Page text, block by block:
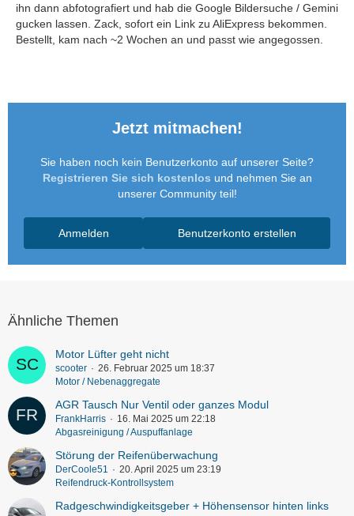
ihn dann abfotografiert und hab die Google Bildersuche / Gemini
gucken lassen. Zack, sofort ein Link zu AliExpress bekommen.
Bestellt, kam nach ~2 Wochen an und passt wie angegossen.
Jetzt mitmachen!
Sie haben noch kein Benutzerkonto auf unserer Seite?
Registrieren Sie sich kostenlos und nehmen Sie an
unserer Community teil!
Benutzerkonto erstellen
Anmelden
Ähnliche Themen
Motor Lüfter geht nicht
scooter
26. Februar 2025 um 18:37
Motor / Nebenaggregate
AGR Tausch Nur Ventil oder ganzes Modul
FrankHarris
16. Mai 2025 um 22:18
Abgasreinigung / Auspuffanlage
Störung der Reifenüberwachung
DerCoole51
20. April 2025 um 23:19
Reifendruck-Kontrollsystem
Radgeschwindigkeitsgeber + Höhensensor hinten links